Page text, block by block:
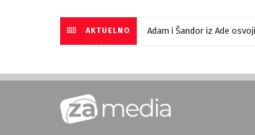
AKTUELNO Adam i Šandor iz Ade